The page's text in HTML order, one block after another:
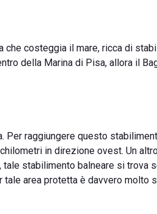
che costeggia il mare, ricca di
della Marina di Pisa, allora il
Per raggiungere questo
in direzione ovest. Un
tale stabilimento balneare si trova
area protetta è davvero molto